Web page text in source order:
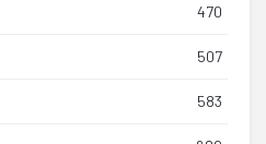
470
507
583